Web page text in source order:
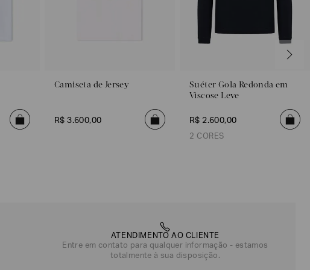
Camiseta de Jersey
R$ 3.600,00
Suéter Gola Redonda em
Viscose Leve
R$ 2.600,00
2 CORES
ATENDIMENTO AO CLIENTE
Entre em contato para qualquer informação - estamos
totalmente à sua disposição.